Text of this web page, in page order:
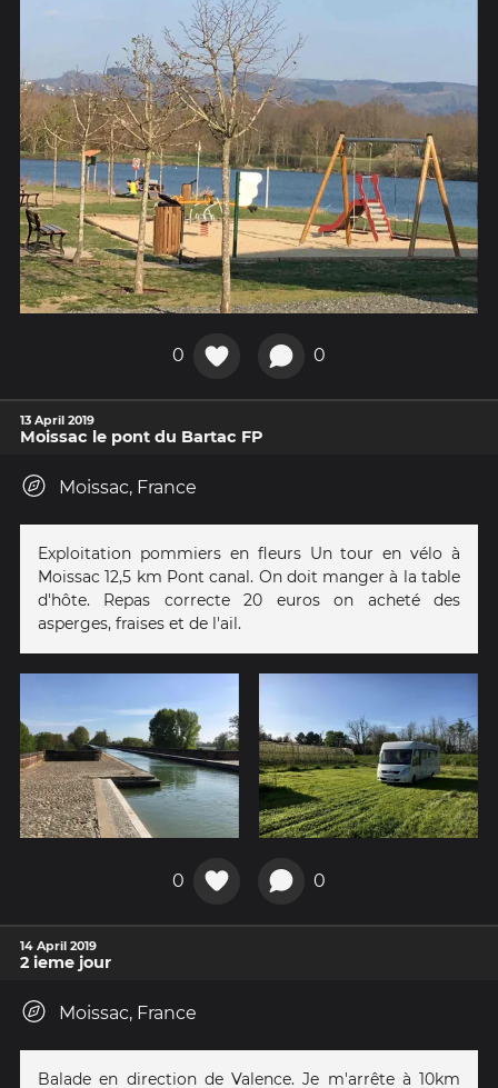
0 0
13 April 2019
Moissac le pont du Bartac FP
Moissac, France
Exploitation pommiers en fleurs Un tour en vélo à
Moissac 12,5 km Pont canal. On doit manger à la table
d'hôte. Repas correcte 20 euros on acheté des
asperges, fraises et de l'ail.
0 0
14 April 2019
2 ieme jour
Moissac, France
Balade en direction de Valence. Je m'arrête à 10km